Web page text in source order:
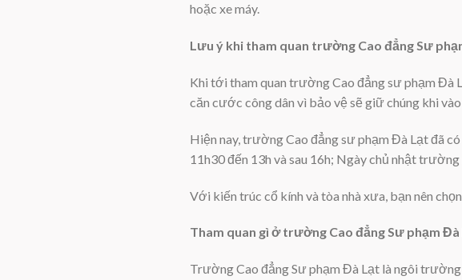
hoặc xe máy.
Lưu ý khi tham quan trường Cao đẳng Sư
Khi tới tham quan trường Cao đẳng sư phạm Đà
căn cước công dân vì bảo vệ sẽ giữ chúng khi
Hiện nay, trường Cao đẳng sư phạm Đà Lạt đã
11h30 đến 13h và sau 16h; Ngày chủ nhật
Với kiến trúc cổ kính và tòa nhà xưa, bạn nên
Tham quan gì ở trường Cao đẳng Sư phạm Đà
Trường Cao đẳng Sư phạm Đà Lạt là ngôi